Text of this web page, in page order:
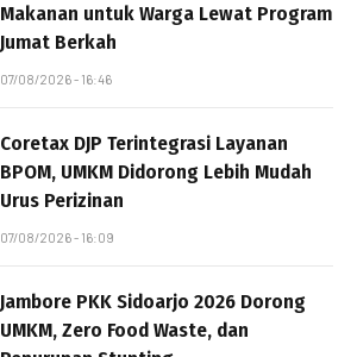
Makanan untuk Warga Lewat Program
Jumat Berkah
07/08/2026 - 16:46
Coretax DJP Terintegrasi Layanan
BPOM, UMKM Didorong Lebih Mudah
Urus Perizinan
07/08/2026 - 16:09
Jambore PKK Sidoarjo 2026 Dorong
UMKM, Zero Food Waste, dan